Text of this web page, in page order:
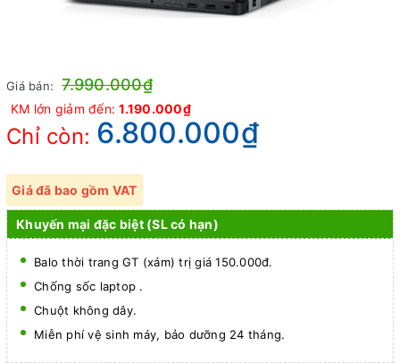
Giá bán: 7.990.000₫
KM lớn giảm đến:1.190.000₫
Chỉ còn: 6.800.000₫
Giá đã bao gồm VAT
Khuyến mại đặc biệt (SL có hạn)
Balo thời trang GT (xám) trị giá 150.000đ.
Chống sốc laptop .
Chuột không dây.
Miễn phí vệ sinh máy, bảo dưỡng 24 tháng.